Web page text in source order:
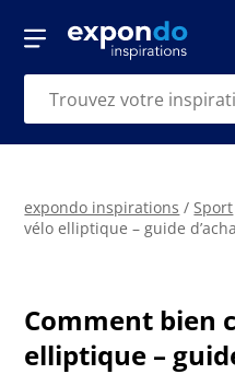
expondo inspirations /Sport
vélo elliptique – guide
Comment bien
elliptique –